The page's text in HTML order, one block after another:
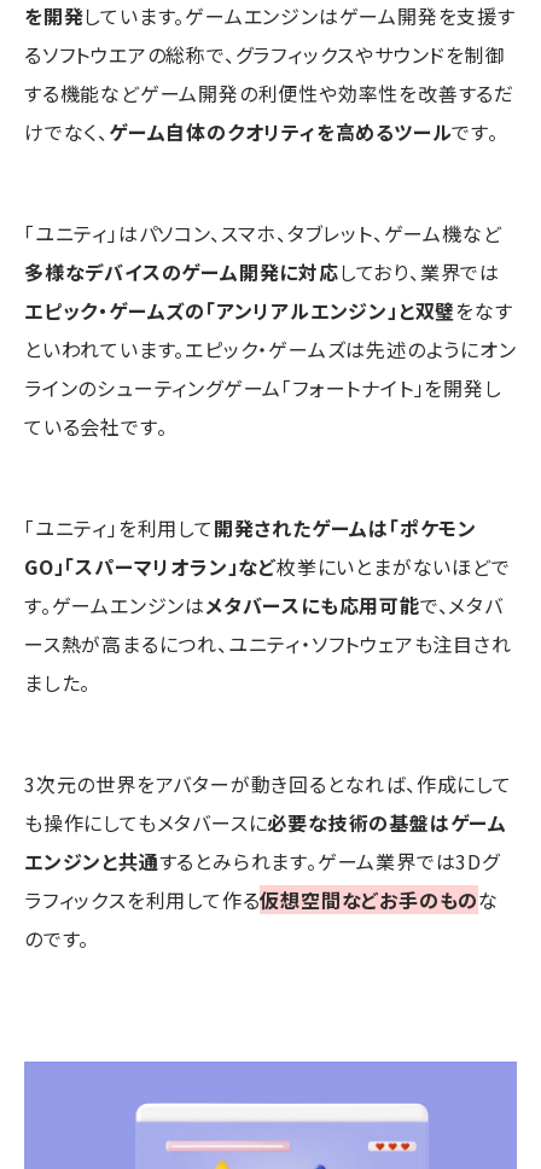
を開発しています。ゲームエンジンはゲーム開発を支援す
るソフトウエアの総称で、グラフィックスやサウンドを制御
する機能などゲーム開発の利便性や効率性を改善するだ
けでなく、ゲーム自体のクオリティを高めるツールです。
「ユニティ」はパソコン、スマホ、タブレット、ゲーム機など
多様なデバイスのゲーム開発に対応しており、業界では
エピック・ゲームズの「アンリアルエンジン」と双璧をなす
といわれています。エピック・ゲームズは先述のようにオン
ラインのシューティングゲーム「フォートナイト」を開発し
ている会社です。
「ユニティ」を利用して開発されたゲームは「ポケモン
GO」「スパーマリオラン」など枚挙にいとまがないほどで
す。ゲームエンジンはメタバースにも応用可能で、メタバ
ース熱が高まるにつれ、ユニティ・ソフトウェアも注目され
ました。
3次元の世界をアバターが動き回るとなれば、作成にして
も操作にしてもメタバースに必要な技術の基盤はゲーム
エンジンと共通するとみられます。ゲーム業界では3Dグ
ラフィックスを利用して作る仮想空間などお手のものな
のです。